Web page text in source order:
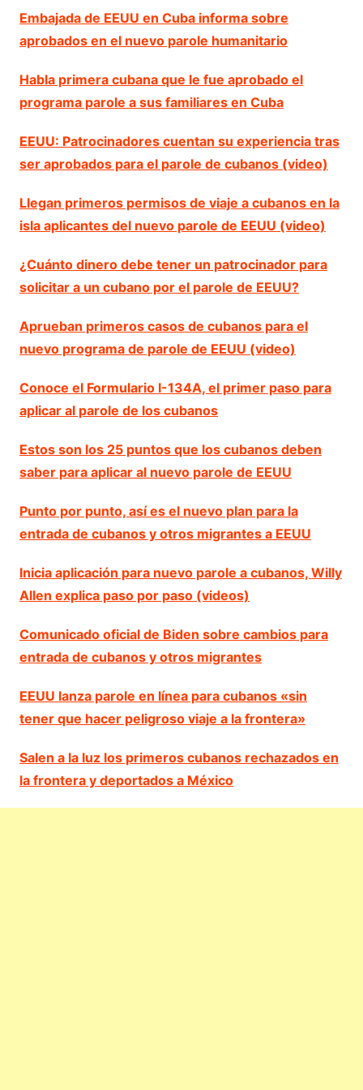
Embajada de EEUU en Cuba informa sobre
aprobados en el nuevo parole humanitario
Habla primera cubana que le fue aprobado el
programa parole a sus familiares en Cuba
EEUU: Patrocinadores cuentan su experiencia tras
ser aprobados para el parole de cubanos (video)
Llegan primeros permisos de viaje a cubanos en la
isla aplicantes del nuevo parole de EEUU (video)
¿Cuánto dinero debe tener un patrocinador para
solicitar a un cubano por el parole de EEUU?
Aprueban primeros casos de cubanos para el
nuevo programa de parole de EEUU (video)
Conoce el Formulario I-134A, el primer paso para
aplicar al parole de los cubanos
Estos son los 25 puntos que los cubanos deben
saber para aplicar al nuevo parole de EEUU
Punto por punto, así es el nuevo plan para la
entrada de cubanos y otros migrantes a EEUU
Inicia aplicación para nuevo parole a cubanos, Willy
Allen explica paso por paso (videos)
Comunicado oficial de Biden sobre cambios para
entrada de cubanos y otros migrantes
EEUU lanza parole en línea para cubanos «sin
tener que hacer peligroso viaje a la frontera»
Salen a la luz los primeros cubanos rechazados en
la frontera y deportados a México